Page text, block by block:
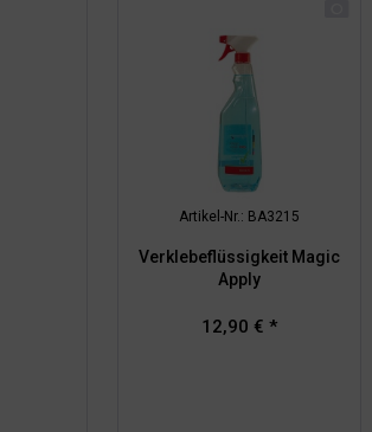
Artikel-Nr.: BA3215
Verklebeflüssigkeit Magic
Apply
12,90 € *